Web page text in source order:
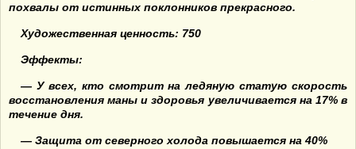
похвалы от истинных поклонников прекрасного.
Художественная ценность: 750
Эффекты:
— У всех, кто смотрит на ледяную статую скорость
восстановления маны и здоровья увеличивается на 17% в
течение дня.
— Защита от северного холода повышается на 40%